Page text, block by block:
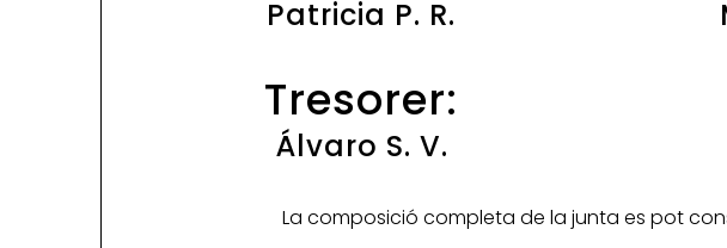
Patricia P. R.
Tresorer:
Álvaro S. V.
La composició completa de la junta es pot